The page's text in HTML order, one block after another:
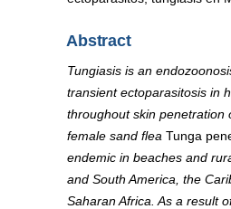
Abstract
Tungiasis is an
transient ectoparasitosis in
throughout skin penetration
female sand flea Tunga
endemic in beaches and
and South America, the
Saharan Africa. As a result